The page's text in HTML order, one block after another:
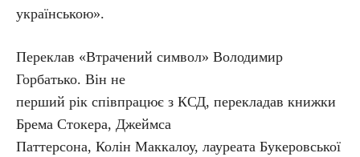
українською».
Переклав «Втрачений символ» Володимир
Горбатько. Він не
перший рік співпрацює з КСД, перекладав книжки
Брема Стокера, Джеймса
Паттерсона, Колін Маккалоу, лауреата Букеровської